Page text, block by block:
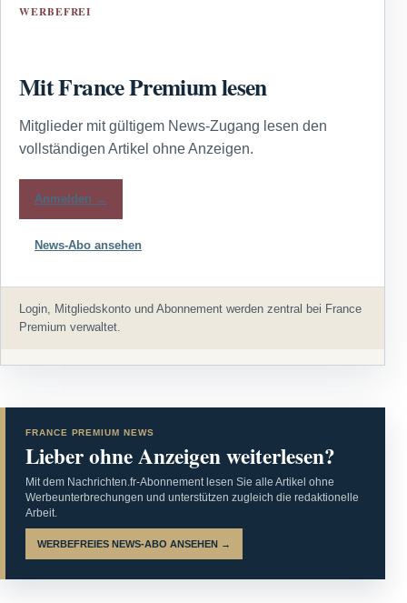
WERBEFREI
Mit France Premium lesen
Mitglieder mit gültigem News-Zugang lesen den
vollständigen Artikel ohne Anzeigen.
Anmelden →
News-Abo ansehen
Login, Mitgliedskonto und Abonnement werden zentral bei France
Premium verwaltet.
FRANCE PREMIUM NEWS
Lieber ohne Anzeigen weiterlesen?
Mit dem Nachrichten.fr-Abonnement lesen Sie alle Artikel ohne
Werbeunterbrechungen und unterstützen zugleich die redaktionelle
Arbeit.
WERBEFREIES NEWS-ABO ANSEHEN →